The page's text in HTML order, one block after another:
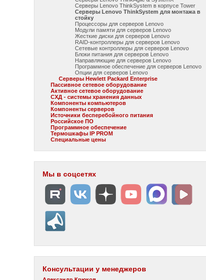
Серверы Lenovo ThinkSystem в корпусе Tower
Серверы Lenovo ThinkSystem для монтажа в
стойку
Процессоры для серверов Lenovo
Модули памяти для серверов Lenovo
Жесткие диски для серверов Lenovo
RAID-контроллеры для серверов Lenovo
Сетевые контроллеры для серверов Lenovo
Блоки питания для серверов Lenovo
Направляющие для серверов Lenovo
Программное обеспечение для серверов Lenovo
Опции для серверов Lenovo
Серверы Hewlett Packard Enterprise
Пассивное сетевое оборудование
Активное сетевое оборудование
СХД - системы хранения данных
Компоненты компьютеров
Компоненты серверов
Источники бесперебойного питания
Российское ПО
Программное обеспечение
Термошкафы IP PROM
Специальные цены
Мы в соцсетях
Консультации у менеджеров